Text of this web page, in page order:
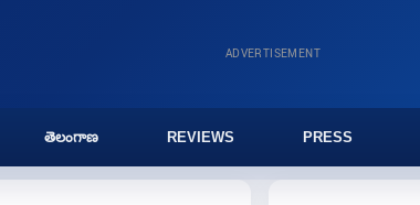
ADVERTISEMENT
తెలంగాణ REVIEWS PRESS